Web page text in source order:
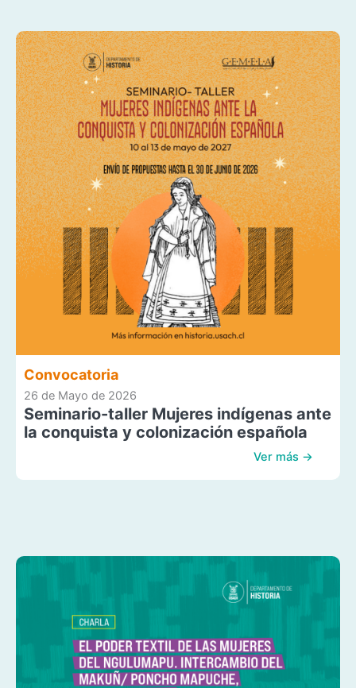
Convocatoria
26 de Mayo de 2026
Seminario-taller Mujeres indígenas ante
la conquista y colonización española
Ver más →